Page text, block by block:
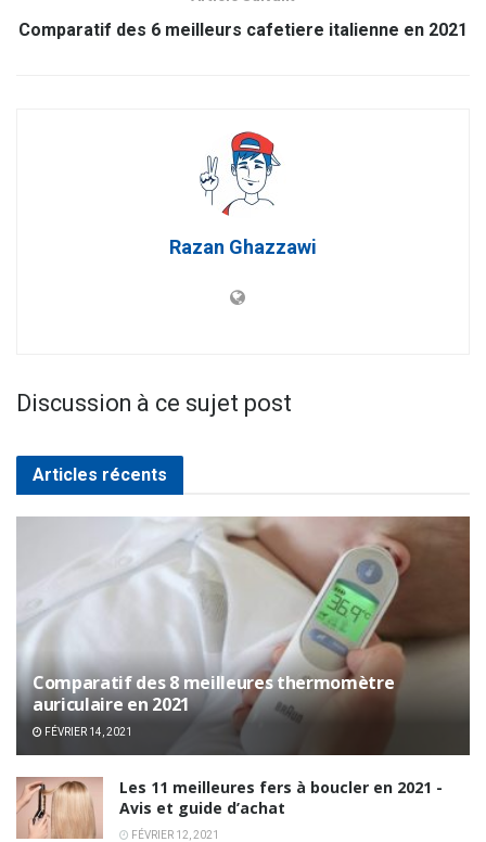
Comparatif des 6 meilleurs cafetiere italienne en 2021
Razan Ghazzawi
Discussion à ce sujet post
Articles récents
Comparatif des 8 meilleures thermomètre
auriculaire en 2021
FÉVRIER 14, 2021
Les 11 meilleures fers à boucler en 2021 -
Avis et guide d’achat
FÉVRIER 12, 2021